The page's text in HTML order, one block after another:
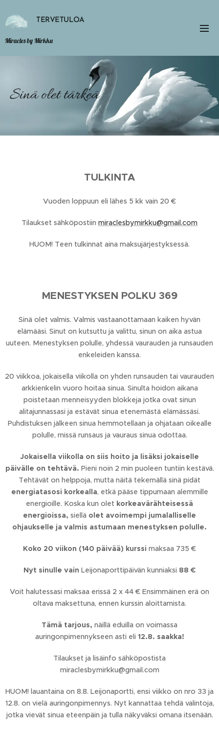
TERVETULOA
Miracles by Mirkku
Sinä olet tärkeä
TULKINTA
Vuoden loppuun eli lähes 5 kk vain 20 €
Tilaukset sähköpostiin miraclesbymirkku@gmail.com
HUOM! Teen tulkinnat aina maksujärjestyksessä.
MENESTYKSEN POLKU 369
Sinä olet valmis. Valmis vastaanottamaan kaiken hyvän
elämääsi. Sinut on kutsuttu ja valittu, sinun on aika astua
uuteen. Menestyksen polulle, yhdessä vaurauden ja runsauden
enkeleiden kanssa.
20 viikkoa, jokaisella viikolla on yhden runsauden tai vaurauden
arkkienkelin vuoro hoitaa sinua. Sinulta hoidon aikana
poistetaan menneisyyden blokkeja jotka ovat sinun
alitajunnassasi ja estävät sinua etenemästä elämässäsi.
Puhdistuksen jälkeen sinua hemmotellaan ja ohjataan oikealle
polulle, missä runsaus ja vauraus sinua odottaa.
Jokaisella viikolla on siis hoito ja lisäksi jokaiselle
päivälle on tehtävä. Pieni noin 2 min puoleen tuntiin kestävä.
Tehtävät on helppoja, mutta näitä tekemällä sinä pidät
energiatasosi korkealla, etkä pääse tippumaan alemmille
energioille. Koska kun olet korkeavärähteisessä
energioissa, siellä olet avoimempi jumalalliselle
ohjaukselle ja valmis astumaan menestyksen polulle.
Koko 20 viikon (140 päivää) kurssi maksaa 735 €
Nyt sinulle vain Leijonaporttipäivän kunniaksi 88 €
Voit halutessasi maksaa erissä 2 x 44 € Ensimmäinen erä on
oltava maksettuna, ennen kurssin aloittamista.
Tämä tarjous, näillä eduilla on voimassa
auringonpimennykseen asti eli 12.8. saakka!
Tilaukset ja lisäinfo sähköpostista
miraclesbymirkku@gmail.com
HUOM! lauantaina on 8.8. Leijonaportti, ensi viikko on nro 33 ja
12.8. on vielä auringonpimennys. Nyt kannattaa tehdä valintoja,
jotka vievät sinua eteenpäin ja tulla näkyväksi omana itsenään.